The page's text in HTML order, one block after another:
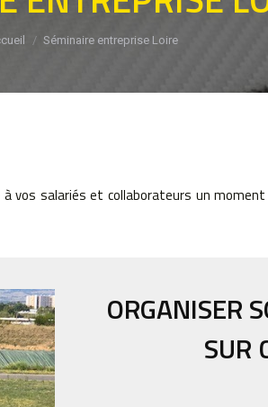
êtes ici :Séminaire entreprise Loire
vos salariés et collaborateurs un
ORGANISER
SUR